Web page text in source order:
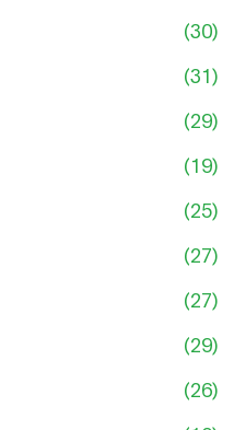
(30)
(31)
(29)
(19)
(25)
(27)
(27)
(29)
(26)